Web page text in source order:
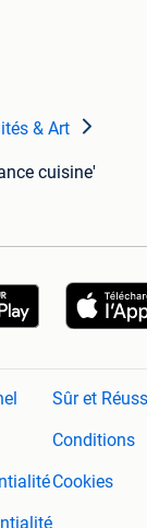
& Art
cuisine'
Sûr et
Conditions
Cookies